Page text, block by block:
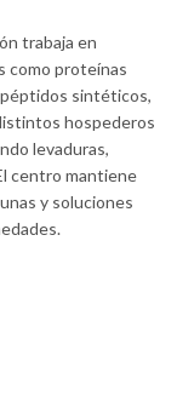
trabaja en
como proteínas
sintéticos,
hospederos
levaduras,
centro mantiene
y soluciones